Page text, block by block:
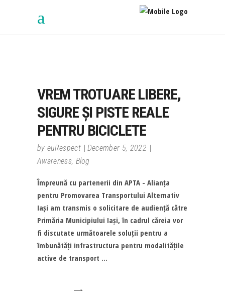
VREM TROTUARE LIBERE,
SIGURE ȘI PISTE REALE
PENTRU BICICLETE
by euRespect
December 5, 2022
Awareness, Blog
Împreună cu partenerii din APTA - Alianța
pentru Promovarea Transportului Alternativ
Iași am transmis o solicitare de audiență către
Primăria Municipiului Iași, în cadrul căreia vor
fi discutate următoarele soluții pentru a
îmbunătăți infrastructura pentru modalitățile
active de transport